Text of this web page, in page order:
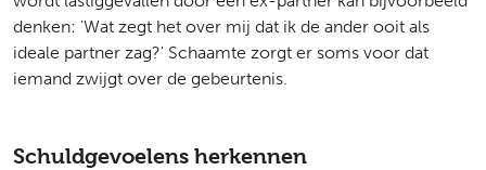
denken: 'Wat zegt het over mij dat ik de ander ooit als
ideale partner zag?' Schaamte zorgt er soms voor dat
iemand zwijgt over de gebeurtenis.
Schuldgevoelens herkennen